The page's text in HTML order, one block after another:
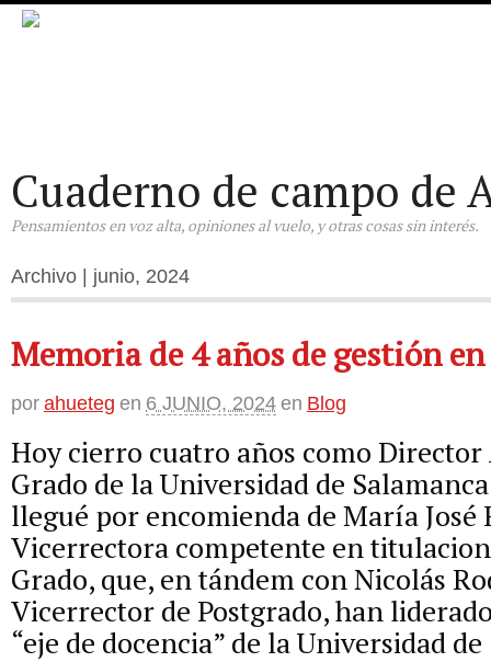
Cuaderno de campo de
Pensamientos en voz alta, opiniones al vuelo, y otras cosas sin interés.
Archivo | junio, 2024
Memoria de 4 años de gestión
por ahueteg en 6 JUNIO, 2024 en Blog
Hoy cierro cuatro años como Director
Grado de la Universidad de
llegué por encomienda de María José
Vicerrectora competente en
Grado, que, en tándem con Nicolás
Vicerrector de Postgrado, han
“eje de docencia” de la Universidad